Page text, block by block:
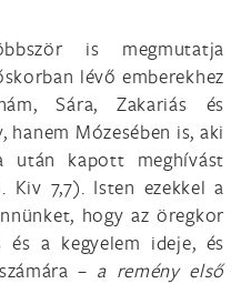
is megmutatja
lévő emberekhez
Sára, Zakariás és
hanem Mózesében is, aki
után kapott meghívást
Kiv 7,7). Isten ezekkel a
hogy az öregkor
és a kegyelem ideje, és
– a remény első